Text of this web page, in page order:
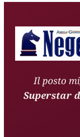
Il posto
Superstar